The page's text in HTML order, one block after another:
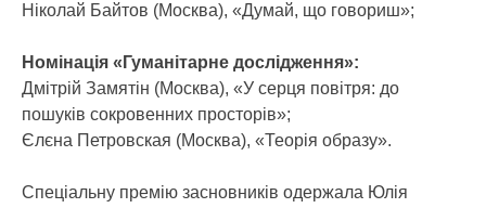
Ніколай Байтов (Москва), «Думай, що говориш»;
Номінація «Гуманітарне дослідження»:
Дмітрій Замятін (Москва), «У серця повітря: до
пошуків сокровенних просторів»;
Єлєна Петровская (Москва), «Теорія образу».
Спеціальну премію засновників одержала Юлія